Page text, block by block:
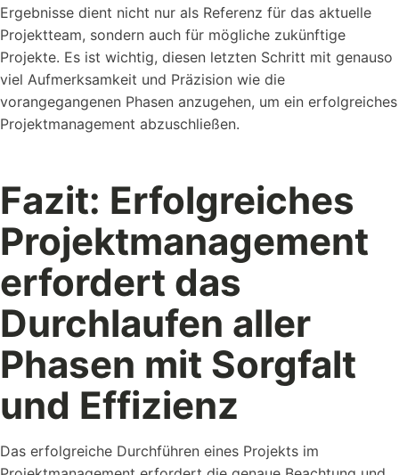
Ergebnisse dient nicht nur als Referenz für das aktuelle
Projektteam, sondern auch für mögliche zukünftige
Projekte. Es ist wichtig, diesen letzten Schritt mit genauso
viel Aufmerksamkeit und Präzision wie die
vorangegangenen Phasen anzugehen, um ein erfolgreiches
Projektmanagement abzuschließen.
Fazit: Erfolgreiches
Projektmanagement
erfordert das
Durchlaufen aller
Phasen mit Sorgfalt
und Effizienz
Das erfolgreiche Durchführen eines Projekts im